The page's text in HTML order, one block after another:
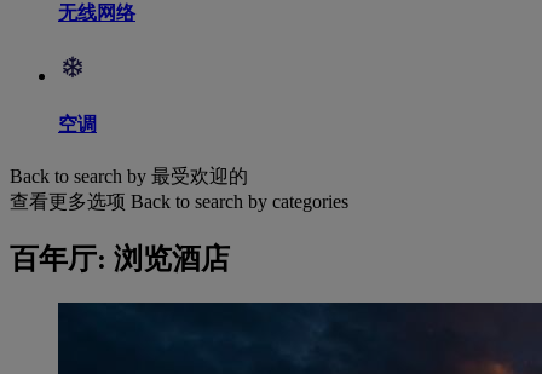
无线网络
空调
Back to search by 最受欢迎的
查看更多选项 Back to search by categories
百年厅: 浏览酒店